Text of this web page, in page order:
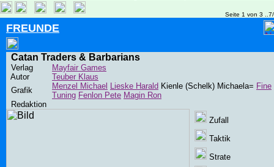
Seite 1 von 3
FREUNDE
Catan Traders & Barbarians
Verlag
Mayfair Games
Autor
Teuber Klaus
Grafik
Menzel Michael Lieske Harald Kienle (Schelk) Michaela= Fine
Tuning Fenlon Pete Magin Ron
Redaktion
Zufall
Taktik
Strate